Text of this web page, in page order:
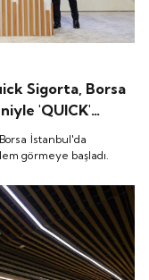
Sigorta, Borsa
'QUICK'
İstanbul'da
görmeye başladı.